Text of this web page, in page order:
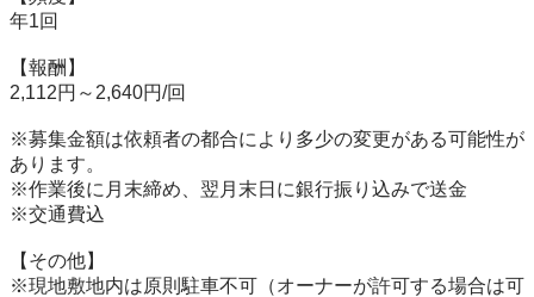
年1回
【報酬】
2,112円～2,640円/回
※募集金額は依頼者の都合により多少の変更がある可能性が
あります。
※作業後に月末締め、翌月末日に銀行振り込みで送金
※交通費込
【その他】
※現地敷地内は原則駐車不可（オーナーが許可する場合は可